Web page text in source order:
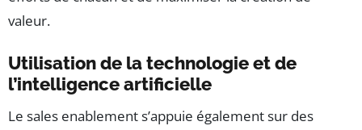
valeur.
Utilisation de la technologie et de
l’intelligence artificielle
Le sales enablement s’appuie également sur des